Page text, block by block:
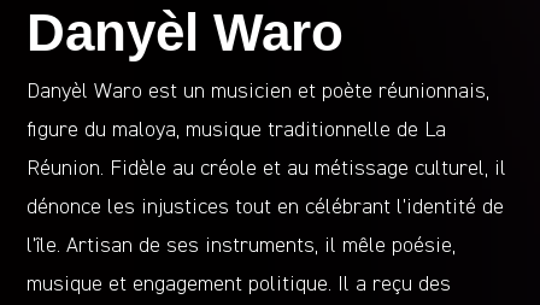
Danyèl Waro
Danyèl Waro est un musicien et poète réunionnais,
figure du maloya, musique traditionnelle de La
Réunion. Fidèle au créole et au métissage culturel, il
dénonce les injustices tout en célébrant l’identité de
l’île. Artisan de ses instruments, il mêle poésie,
musique et engagement politique. Il a reçu des